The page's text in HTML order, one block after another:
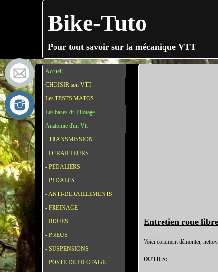
Bike-Tuto
Pour tout savoir sur la mécanique VTT
Accueil
CHOISIR son VTT
Les TESTS MATOS
Les bases du Pilotage
Anatomie d'un Vtt
- TRANSMISSION
- DERAILLEURS
- PEDALIERS
- PEDALES
- ANTI-DERAILLEMENTS
- FREINAGE
- ROUES
- PNEUS
- SUSPENSIONS
- POSTE DE PILOTAGE
Entretien roue
Voici comment démonter,
OUTILS: